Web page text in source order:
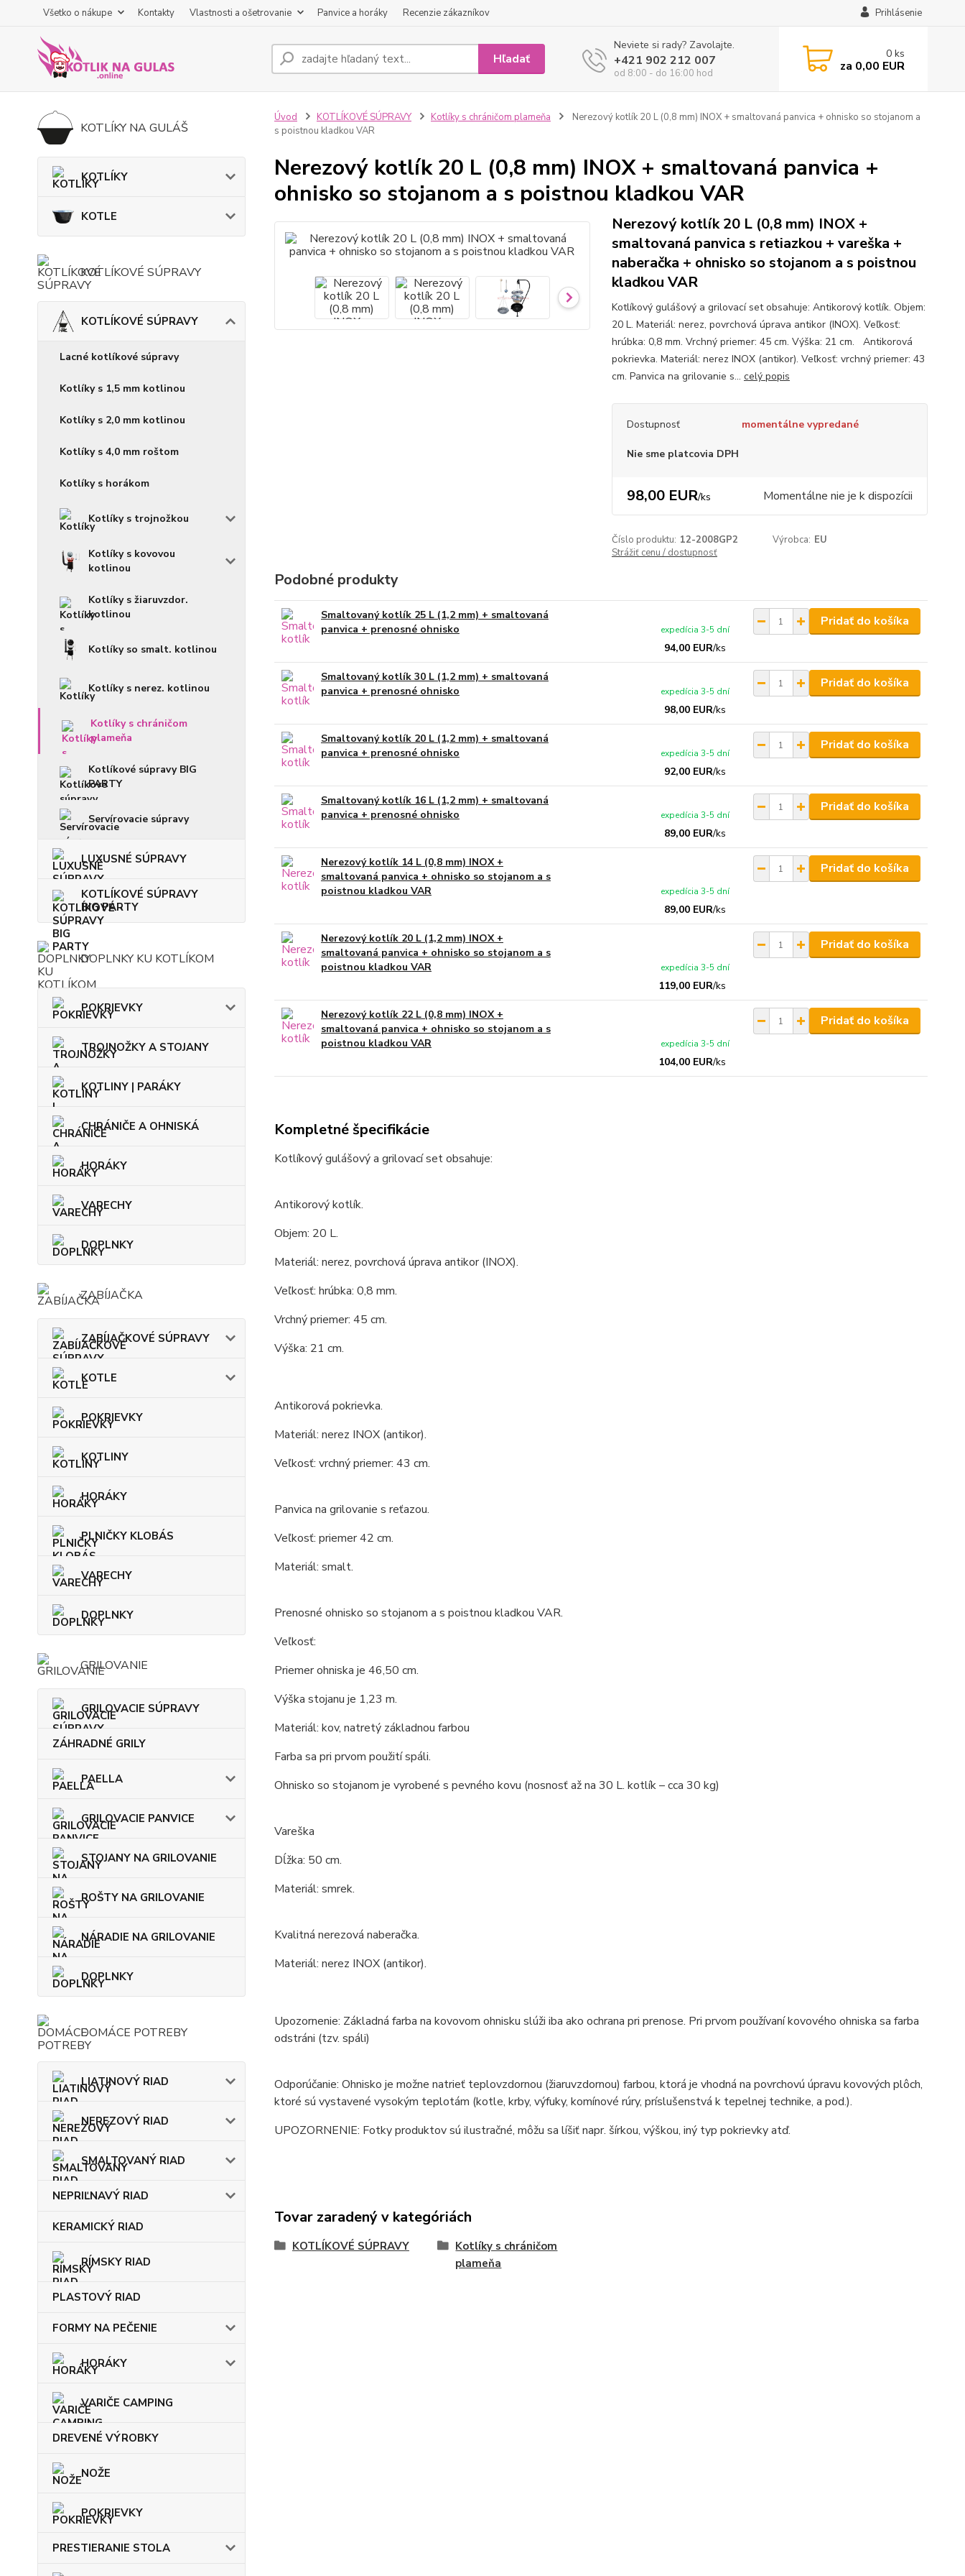
Všetko o nákupe Kontakty Vlastnosti a ošetrovanie Panvice a horáky Recenzie zákazníkov Prihlásenie
Hľadať
Neviete si rady? Zavolajte.
+421 902 212 007
od 8:00 - do 16:00 hod
0 ks
za 0,00 EUR
KOTLÍKY NA GULÁŠ
KOTLÍKY
KOTLE
KOTLÍKOVÉ SÚPRAVY
KOTLÍKOVÉ SÚPRAVY
Lacné kotlíkové súpravy
Kotlíky s 1,5 mm kotlinou
Kotlíky s 2,0 mm kotlinou
Kotlíky s 4,0 mm roštom
Kotlíky s horákom
Kotlíky s trojnožkou
Kotlíky s kovovou
kotlinou
Kotlíky s žiaruvzdor.
kotlinou
Kotlíky so smalt. kotlinou
Kotlíky s nerez. kotlinou
Kotlíky s chráničom
plameňa
Kotlíkové súpravy BIG
PARTY
Servírovacie súpravy
LUXUSNÉ SÚPRAVY
KOTLÍKOVÉ SÚPRAVY
BIG PARTY
DOPLNKY KU KOTLÍKOM
POKRIEVKY
TROJNOŽKY A STOJANY
KOTLINY | PARÁKY
CHRÁNIČE A OHNISKÁ
HORÁKY
VARECHY
DOPLNKY
ZABÍJAČKA
ZABÍJAČKOVÉ SÚPRAVY
KOTLE
POKRIEVKY
KOTLINY
HORÁKY
PLNIČKY KLOBÁS
VARECHY
DOPLNKY
GRILOVANIE
GRILOVACIE SÚPRAVY
ZÁHRADNÉ GRILY
PAELLA
GRILOVACIE PANVICE
STOJANY NA GRILOVANIE
ROŠTY NA GRILOVANIE
NÁRADIE NA GRILOVANIE
DOPLNKY
DOMÁCE POTREBY
LIATINOVÝ RIAD
NEREZOVÝ RIAD
SMALTOVANÝ RIAD
NEPRIĽNAVÝ RIAD
KERAMICKÝ RIAD
RÍMSKY RIAD
PLASTOVÝ RIAD
FORMY NA PEČENIE
HORÁKY
VARIČE CAMPING
DREVENÉ VÝROBKY
NOŽE
POKRIEVKY
PRESTIERANIE STOLA
Úvod KOTLÍKOVÉ SÚPRAVY Kotlíky s chráničom plameňa
Nerezový kotlík 20 L (0,8 mm) INOX + smaltovaná panvica + ohnisko so stojanom a
s poistnou kladkou VAR
Nerezový kotlík 20 L (0,8 mm) INOX + smaltovaná panvica +
ohnisko so stojanom a s poistnou kladkou VAR
Nerezový kotlík 20 L (0,8 mm) INOX +
smaltovaná panvica s retiazkou + vareška +
naberačka + ohnisko so stojanom a s poistnou
kladkou VAR
Kotlíkový gulášový a grilovací set obsahuje: Antikorový kotlík. Objem:
20 L. Materiál: nerez, povrchová úprava antikor (INOX). Veľkosť:
hrúbka: 0,8 mm. Vrchný priemer: 45 cm. Výška: 21 cm. Antikorová
pokrievka. Materiál: nerez INOX (antikor). Veľkosť: vrchný priemer: 43
cm. Panvica na grilovanie s... celý popis
Dostupnosť momentálne vypredané
Nie sme platcovia DPH
98,00 EUR/ks Momentálne nie je k dispozícii
Číslo produktu: 12-2008GP2 Výrobca: EU
Strážiť cenu / dostupnosť
Podobné produkty
Smaltovaný kotlík 25 L (1,2 mm) + smaltovaná
panvica + prenosné ohnisko
94,00 EUR/ks
expedícia 3-5 dní
Pridať do košíka
Smaltovaný kotlík 30 L (1,2 mm) + smaltovaná
panvica + prenosné ohnisko
98,00 EUR/ks
expedícia 3-5 dní
Pridať do košíka
Smaltovaný kotlík 20 L (1,2 mm) + smaltovaná
panvica + prenosné ohnisko
92,00 EUR/ks
expedícia 3-5 dní
Pridať do košíka
Smaltovaný kotlík 16 L (1,2 mm) + smaltovaná
panvica + prenosné ohnisko
89,00 EUR/ks
expedícia 3-5 dní
Pridať do košíka
Nerezový kotlík 14 L (0,8 mm) INOX +
smaltovaná panvica + ohnisko so stojanom a s
poistnou kladkou VAR
89,00 EUR/ks
expedícia 3-5 dní
Pridať do košíka
Nerezový kotlík 20 L (1,2 mm) INOX +
smaltovaná panvica + ohnisko so stojanom a s
poistnou kladkou VAR
119,00 EUR/ks
expedícia 3-5 dní
Pridať do košíka
Nerezový kotlík 22 L (0,8 mm) INOX +
smaltovaná panvica + ohnisko so stojanom a s
poistnou kladkou VAR
104,00 EUR/ks
expedícia 3-5 dní
Pridať do košíka
Kompletné špecifikácie
Kotlíkový gulášový a grilovací set obsahuje:
Antikorový kotlík.
Objem: 20 L.
Materiál: nerez, povrchová úprava antikor (INOX).
Veľkosť: hrúbka: 0,8 mm.
Vrchný priemer: 45 cm.
Výška: 21 cm.
Antikorová pokrievka.
Materiál: nerez INOX (antikor).
Veľkosť: vrchný priemer: 43 cm.
Panvica na grilovanie s reťazou.
Veľkosť: priemer 42 cm.
Materiál: smalt.
Prenosné ohnisko so stojanom a s poistnou kladkou VAR.
Veľkosť:
Priemer ohniska je 46,50 cm.
Výška stojanu je 1,23 m.
Materiál: kov, natretý základnou farbou
Farba sa pri prvom použití spáli.
Ohnisko so stojanom je vyrobené s pevného kovu (nosnosť až na 30 L. kotlík – cca 30 kg)
Vareška
Dĺžka: 50 cm.
Materiál: smrek.
Kvalitná nerezová naberačka.
Materiál: nerez INOX (antikor).
Upozornenie: Základná farba na kovovom ohnisku slúži iba ako ochrana pri prenose. Pri prvom používaní kovového ohniska sa farba
odstráni (tzv. spáli)
Odporúčanie: Ohnisko je možne natrieť teplovzdornou (žiaruvzdornou) farbou, ktorá je vhodná na povrchovú úpravu kovových plôch,
ktoré sú vystavené vysokým teplotám (kotle, krby, výfuky, komínové rúry, príslušenstvá k tepelnej technike, a pod.).
UPOZORNENIE: Fotky produktov sú ilustračné, môžu sa líšiť napr. šírkou, výškou, iný typ pokrievky atď.
Tovar zaradený v kategóriách
KOTLÍKOVÉ SÚPRAVY
Kotlíky s chráničom
plameňa